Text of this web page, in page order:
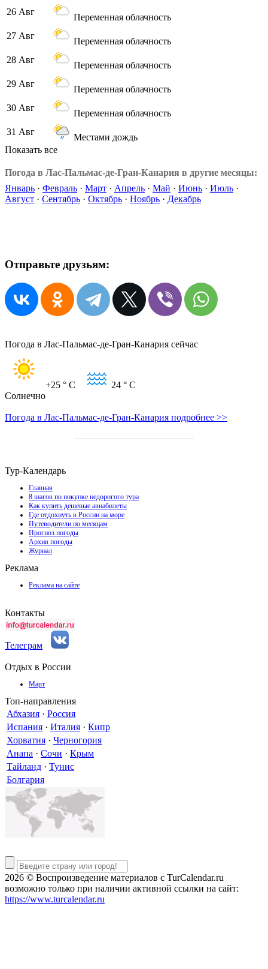
26 Авг
Переменная облачность
27 Авг
Переменная облачность
28 Авг
Переменная облачность
29 Авг
Переменная облачность
30 Авг
Переменная облачность
31 Авг
Местами дождь
Показать все
Погода в Лас-Пальмас-де-Гран-Канария в другие месяцы:
Январь · Февраль · Март · Апрель · Май · Июнь · Июль ·
Август · Сентябрь · Октябрь · Ноябрь · Декабрь
Отправьте друзьям:
Погода в Лас-Пальмас-де-Гран-Канария сейчас
+25 ° C 24 ° C
Солнечно
Погода в Лас-Пальмас-де-Гран-Канария подробнее >>
Тур-Календарь
Главная
8 шагов по покупке недорогого тура
Как купить дешевые авиабилеты
Где отдохнуть в России на море
Путеводители по месяцам
Прогноз погоды
Архив погоды
Журнал
Реклама
Реклама на сайте
Контакты
Телеграм
Отдых в России
Март
Топ-направления
Абхазия · Россия
Испания · Италия · Кипр
Хорватия · Черногория
Анапа · Сочи · Крым
Тайланд · Тунис
Болгария
2026 © Воспроизведение материалов c TurCalendar.ru
возможно только при наличии активной ссылки на сайт:
https://www.turcalendar.ru